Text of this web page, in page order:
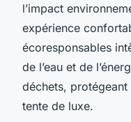
l’impact
expérience
écoresponsables
de l’eau et de
déchets,
tente de luxe.